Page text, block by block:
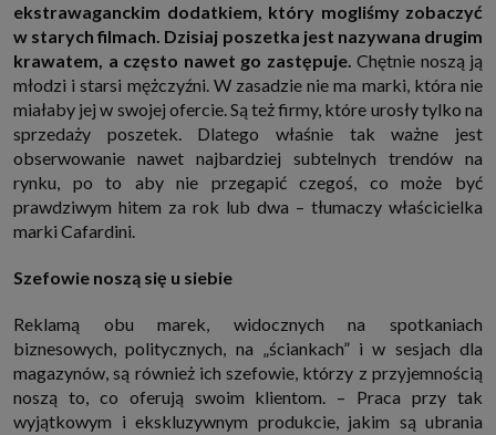
ekstrawaganckim dodatkiem, który mogliśmy zobaczyć
w starych filmach. Dzisiaj poszetka jest nazywana drugim
krawatem, a często nawet go zastępuje. Chętnie noszą ją
młodzi i starsi mężczyźni. W zasadzie nie ma marki, która nie
miałaby jej w swojej ofercie. Są też firmy, które urosły tylko na
sprzedaży poszetek. Dlatego właśnie tak ważne jest
obserwowanie nawet najbardziej subtelnych trendów na
rynku, po to aby nie przegapić czegoś, co może być
prawdziwym hitem za rok lub dwa – tłumaczy właścicielka
marki Cafardini.
Szefowie noszą się u siebie
Reklamą obu marek, widocznych na spotkaniach
biznesowych, politycznych, na „ściankach” i w sesjach dla
magazynów, są również ich szefowie, którzy z przyjemnością
noszą to, co oferują swoim klientom. – Praca przy tak
wyjątkowym i ekskluzywnym produkcie, jakim są ubrania